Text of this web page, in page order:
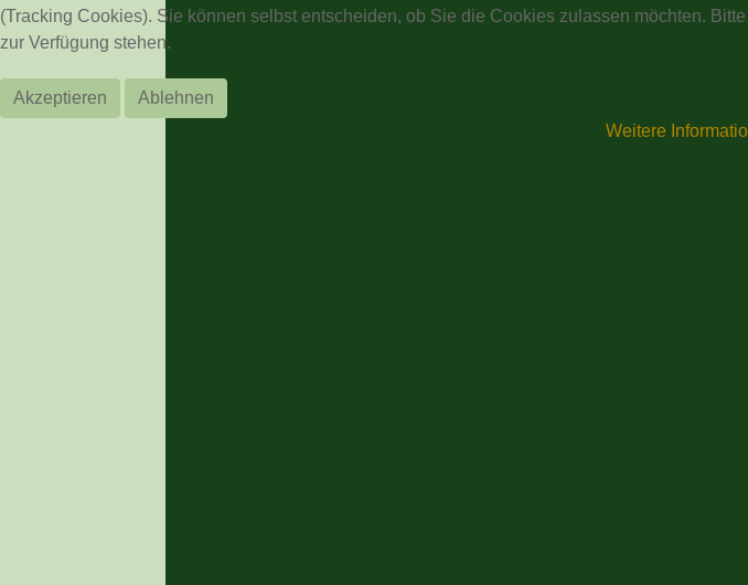
(Tracking Cookies). Sie können selbst entscheiden, ob Sie die Cookies zulassen möchten.
zur Verfügung stehen.
Akzeptieren
Ablehnen
Weitere